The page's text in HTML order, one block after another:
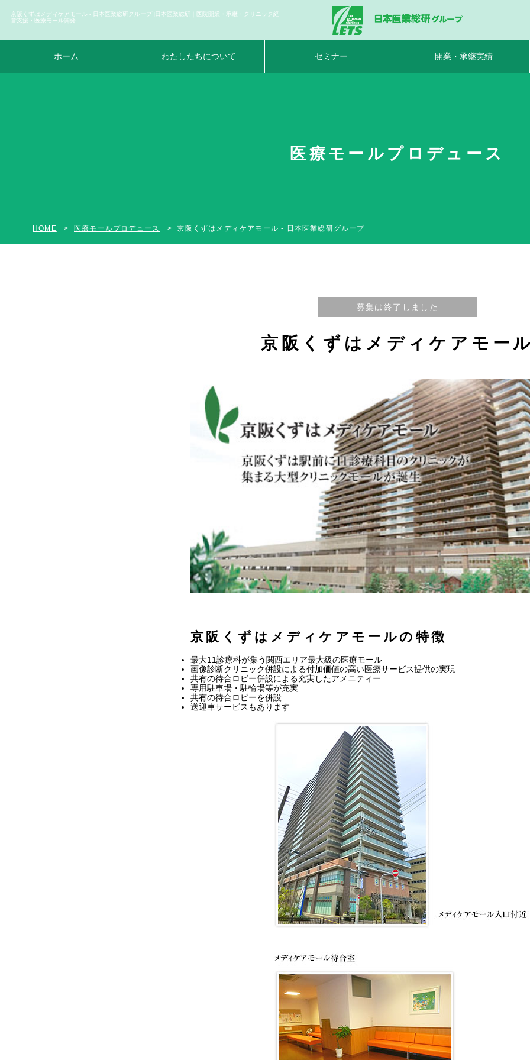
京阪くずはメディケアモール - 日本医業総研グループ |日本医業総研｜医院開業・承継・クリニック経
営支援・医療モール開発
ホーム わたしたちについて セミナー 開業・承継実績
医療モールプロデュース
HOME 医療モールプロデュース 京阪くずはメディケアモール - 日本医業総研グループ
募集は終了しました
京阪くずはメディケアモー
京阪くずはメディケアモールの特徴
最大11診療科が集う関西エリア最大級の医療モール
画像診断クリニック併設による付加価値の高い医療サービス提供の実現
共有の待合ロビー併設による充実したアメニティー
専用駐車場・駐輪場等が充実
共有の待合ロビーを併設
送迎車サービスもあります